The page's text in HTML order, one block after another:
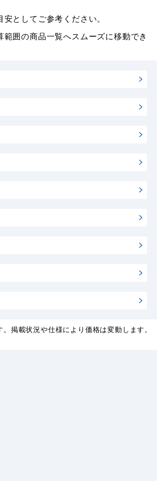
としてご参考ください。
囲の商品一覧へスムーズに移動でき
掲載状況や仕様により価格は変動します。